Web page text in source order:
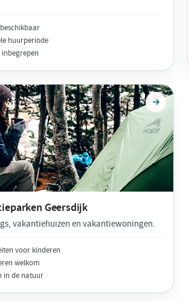
huurperiode
inbegrepen
Geersdijk
vakantiehuizen en vakantiewoningen.
voor kinderen
welkom
in de natuur